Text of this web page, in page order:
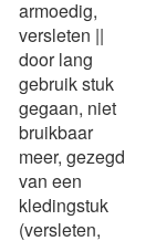
armoedig,
versleten ||
door lang
gebruik stuk
gegaan, niet
bruikbaar
meer, gezegd
van een
kledingstuk
(versleten,